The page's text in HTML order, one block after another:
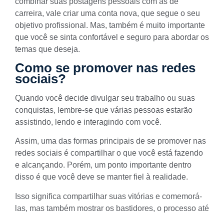
carreira, vale criar uma conta nova, que segue o seu
objetivo profissional. Mas, também é muito importante
que você se sinta confortável e seguro para abordar os
temas que deseja.
Como se promover nas redes
sociais?
Quando você decide divulgar seu trabalho ou suas
conquistas, lembre-se que várias pessoas estarão
assistindo, lendo e interagindo com você.
Assim, uma das formas principais de se promover nas
redes sociais é compartilhar o que você está fazendo
e alcançando. Porém, um ponto importante dentro
disso é que você deve se manter fiel à realidade.
Isso significa compartilhar suas vitórias e comemorá-
las, mas também mostrar os bastidores, o processo até